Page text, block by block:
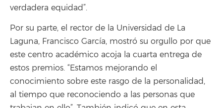
verdadera equidad”.
Por su parte, el rector de la Universidad de La
Laguna, Francisco García, mostró su orgullo por que
este centro académico acoja la cuarta entrega de
estos premios. “Estamos mejorando el
conocimiento sobre este rasgo de la personalidad,
al tiempo que reconociendo a las personas que